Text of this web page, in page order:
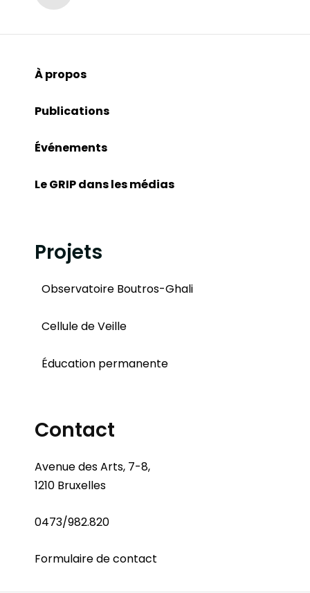
À propos
Publications
Événements
Le GRIP dans les médias
Projets
Observatoire Boutros-Ghali
Cellule de Veille
Éducation permanente
Contact
Avenue des Arts, 7-8,
1210 Bruxelles
0473/982.820
Formulaire de contact